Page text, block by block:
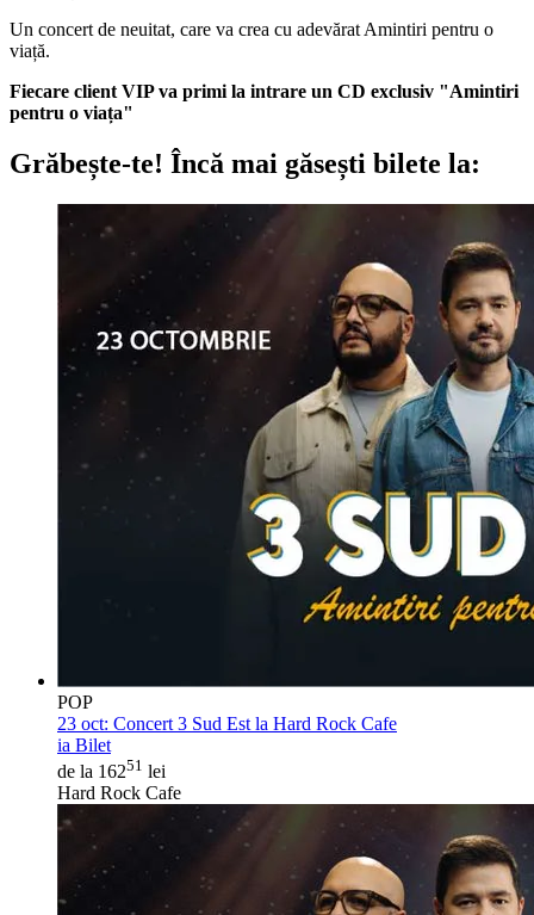
Un concert de neuitat, care va crea cu adevărat Amintiri pentru o
viață.
Fiecare client VIP va primi la intrare un CD exclusiv "Amintiri
pentru o viața"
Grăbește-te! Încă mai găsești bilete la:
POP
23 oct: Concert 3 Sud Est la Hard Rock Cafe
ia Bilet
de la 16251 lei
Hard Rock Cafe